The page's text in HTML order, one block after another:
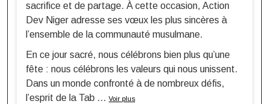
sacrifice et de partage. À cette occasion, Action
Dev Niger adresse ses vœux les plus sincères à
l’ensemble de la communauté musulmane.
En ce jour sacré, nous célébrons bien plus qu’une
fête : nous célébrons les valeurs qui nous unissent.
Dans un monde confronté à de nombreux défis,
l’esprit de la Tab ... Voir plus